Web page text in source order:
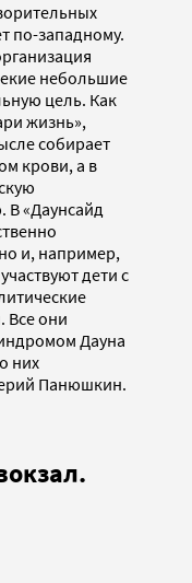
по-западному.
небольшие
цель. Как
жизнь»,
собирает
крови, а в
В «Даунсайд
и, например,
дети с
Все они
Дауна
них
Панюшкин.